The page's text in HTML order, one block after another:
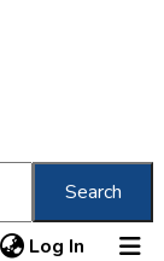
Search
Log In (current)